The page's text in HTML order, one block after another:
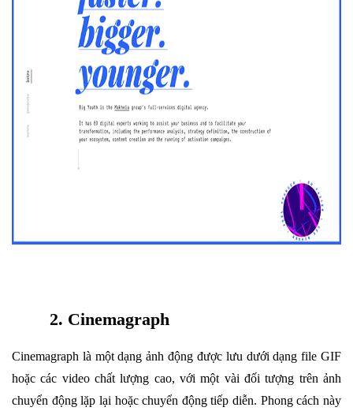
2. Cinemagraph
Cinemagraph là một dạng ảnh động được lưu dưới dạng file GIF
hoặc các video chất lượng cao, với một vài đối tượng trên ảnh
chuyển động lặp lại hoặc chuyển động tiếp diễn. Phong cách này